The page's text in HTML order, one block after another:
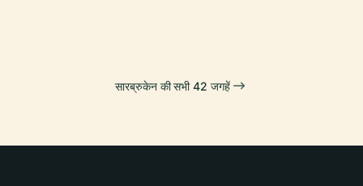
सारब्रुकेन की सभी 42 जगहें